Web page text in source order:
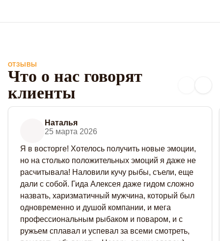
ОТЗЫВЫ
Что о нас говорят
клиенты
Наталья
25 марта 2026
Я в восторге! Хотелось получить новые эмоции,
но на столько положительных эмоций я даже не
расчитывала! Наловили кучу рыбы, съели, еще
дали с собой. Гида Алексея даже гидом сложно
назвать, харизматичный мужчина, который был
одновременно и душой компании, и мега
профессиональным рыбаком и поваром, и с
ружьем сплавал и успевал за всеми смотреть,